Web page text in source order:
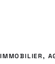
IMMOBILIER,